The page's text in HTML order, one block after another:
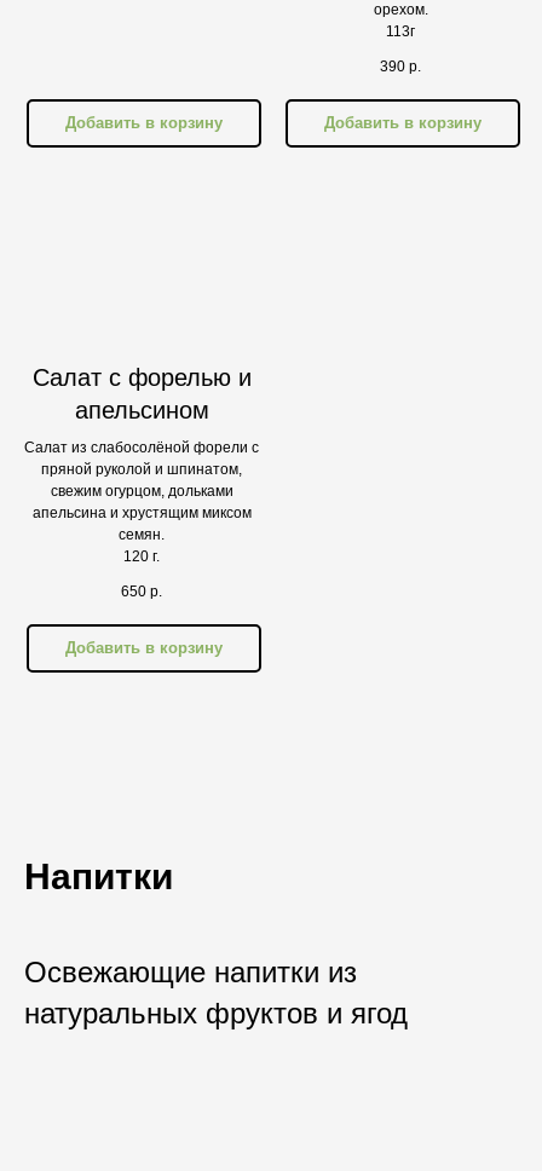
Добавить в корзину
орехом.
113г
390 р.
Добавить в корзину
Салат с форелью и
апельсином
Салат из слабосолёной форели с
пряной руколой и шпинатом,
свежим огурцом, дольками
апельсина и хрустящим миксом
семян.
120 г.
650 р.
Добавить в корзину
Напитки
Освежающие напитки из
натуральных фруктов и ягод